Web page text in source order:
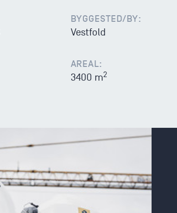
BYGGESTED/BY:
Vestfold
AREAL:
3400 m2